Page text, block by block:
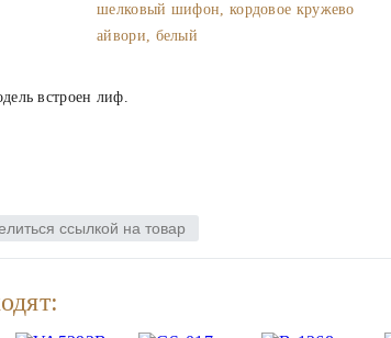
шелковый шифон, кордовое кружево
айвори, белый
встроен лиф.
ссылкой на товар